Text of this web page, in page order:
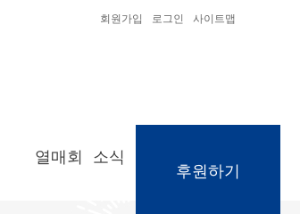
회원가입 로그인 사이트맵
열매회 소식
후원하기